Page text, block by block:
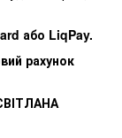
або LiqPay.
рахунок